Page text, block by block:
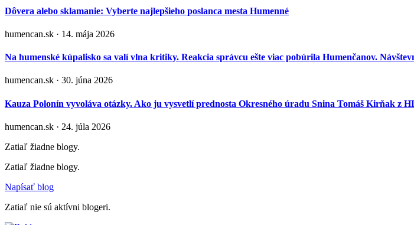
Dôvera alebo sklamanie: Vyberte najlepšieho poslanca mesta Humenné
humencan.sk · 14. mája 2026
Na humenské kúpalisko sa valí vlna kritiky. Reakcia správcu ešte viac pobúrila Humenčanov.
humencan.sk · 30. júna 2026
Kauza Polonín vyvoláva otázky. Ako ju vysvetlí prednosta Okresného úradu Snina Tomáš Kirňak z
humencan.sk · 24. júla 2026
Zatiaľ žiadne blogy.
Zatiaľ žiadne blogy.
Napísať blog
Zatiaľ nie sú aktívni blogeri.